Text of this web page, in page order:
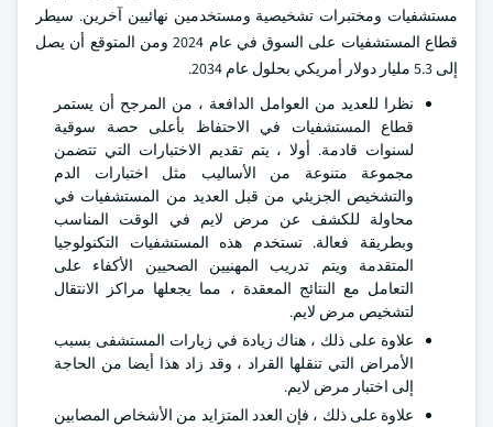
مستشفيات ومختبرات تشخيصية ومستخدمين نهائيين آخرين. سيطر
قطاع المستشفيات على السوق في عام 2024 ومن المتوقع أن يصل
إلى 5.3 مليار دولار أمريكي بحلول عام 2034.
نظرا للعديد من العوامل الدافعة ، من المرجح أن يستمر
قطاع المستشفيات في الاحتفاظ بأعلى حصة سوقية
لسنوات قادمة. أولا ، يتم تقديم الاختبارات التي تتضمن
مجموعة متنوعة من الأساليب مثل اختبارات الدم
والتشخيص الجزيئي من قبل العديد من المستشفيات في
محاولة للكشف عن مرض لايم في الوقت المناسب
وبطريقة فعالة. تستخدم هذه المستشفيات التكنولوجيا
المتقدمة ويتم تدريب المهنيين الصحيين الأكفاء على
التعامل مع النتائج المعقدة ، مما يجعلها مراكز الانتقال
لتشخيص مرض لايم.
علاوة على ذلك ، هناك زيادة في زيارات المستشفى بسبب
الأمراض التي تنقلها القراد ، وقد زاد هذا أيضا من الحاجة
إلى اختبار مرض لايم.
علاوة على ذلك ، فإن العدد المتزايد من الأشخاص المصابين